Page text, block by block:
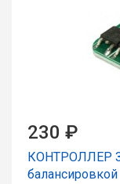
230 ₽
КОНТРОЛЛЕР
балансировкой